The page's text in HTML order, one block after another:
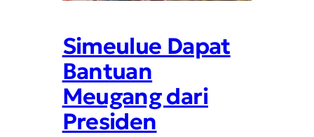
Simeulue Dapat
Bantuan
Meugang dari
Presiden